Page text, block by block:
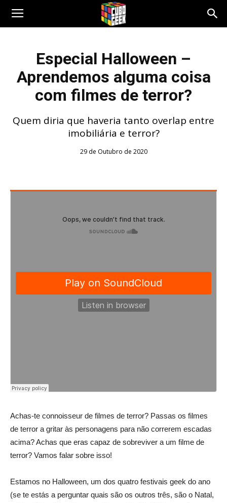
Especial Halloween –
Aprendemos alguma coisa
com filmes de terror?
Quem diria que haveria tanto overlap entre
imobiliária e terror?
29 de Outubro de 2020
Achas-te connoisseur de filmes de terror? Passas os filmes
de terror a gritar às personagens para não correrem escadas
acima? Achas que eras capaz de sobreviver a um filme de
terror? Vamos falar sobre isso!
Estamos no Halloween, um dos quatro festivais geek do ano
(se te estás a perguntar quais são os outros três, são o Natal,